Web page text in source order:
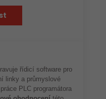
řídicí software pro
linky a průmyslové
PLC programátora